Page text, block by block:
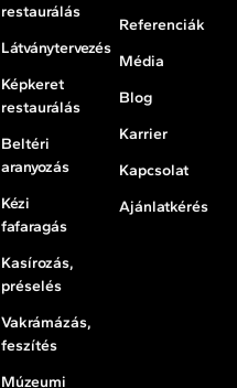
restaurálás
Látványtervezés
Képkeret
restaurálás
Beltéri
aranyozás
Kézi
fafaragás
Kasírozás,
préselés
Vakrámázás,
feszítés
Múzeumi
Referenciák
Média
Blog
Karrier
Kapcsolat
Ajánlatkérés